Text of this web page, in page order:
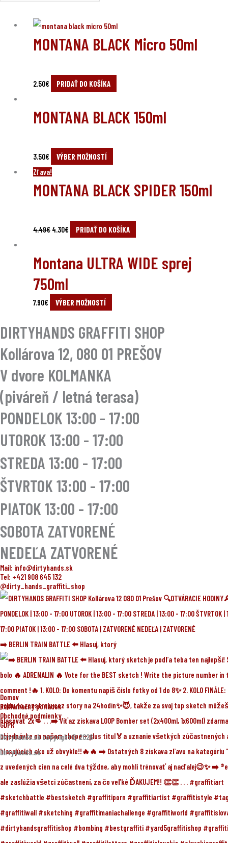
MONTANA BLACK Micro 50ml
2.50€ PRIDAŤ DO KOŠÍKA
MONTANA BLACK 150ml
3.50€
VÝBER MOŽNOSTÍ
Zľava!
MONTANA BLACK SPIDER 150ml
4.49€
price
4.30€
price
PRIDAŤ DO KOŠÍKA
Montana ULTRA WIDE sprej
750ml
7.90€ VÝBER MOŽNOSTÍ
DIRTYHANDS GRAFFITI SHOP
Kollárova 12, 080 01 PREŠOV
V dvore KOLMANKA
(piváreň / letná terasa)
PONDELOK 13:00 - 17:00
UTOROK 13:00 - 17:00
STREDA 13:00 - 17:00
ŠTVRTOK 13:00 - 17:00
PIATOK 13:00 - 17:00
SOBOTA ZATVORENÉ
NEDEĽA ZATVORENÉ
Mail: info@dirtyhands.sk
Tel: +421 908 645 132
@dirty_hands_graffiti_shop
➡️ BERLIN TRAIN BATTLE ⬅️ Hlasuj, ktorý
Domov
Reklamačný poriadok
Obchodné podmienky
GDPR
Dirtyhands.sk copyright© 2026
Dirtyhands.sk